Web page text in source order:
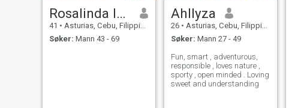
Rosalinda layagon
41 • Asturias, Cebu, Filippinene
Søker: Mann 43 - 69
Ahllyza
26 • Asturias, Cebu, Filippinene
Søker: Mann 27 - 49
Fun, smart , adventurous,
responsible , loves nature ,
sporty , open minded . Loving
sweet and understanding